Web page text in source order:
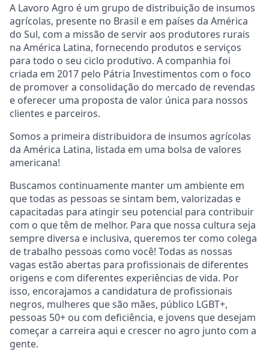
A Lavoro Agro é um grupo de distribuição de insumos
agrícolas, presente no Brasil e em países da América
do Sul, com a missão de servir aos produtores rurais
na América Latina, fornecendo produtos e serviços
para todo o seu ciclo produtivo. A companhia foi
criada em 2017 pelo Pátria Investimentos com o foco
de promover a consolidação do mercado de revendas
e oferecer uma proposta de valor única para nossos
clientes e parceiros.
Somos a primeira distribuidora de insumos agrícolas
da América Latina, listada em uma bolsa de valores
americana!
Buscamos continuamente manter um ambiente em
que todas as pessoas se sintam bem, valorizadas e
capacitadas para atingir seu potencial para contribuir
com o que têm de melhor. Para que nossa cultura seja
sempre diversa e inclusiva, queremos ter como colega
de trabalho pessoas como você! Todas as nossas
vagas estão abertas para profissionais de diferentes
origens e com diferentes experiências de vida. Por
isso, encorajamos a candidatura de profissionais
negros, mulheres que são mães, público LGBT+,
pessoas 50+ ou com deficiência, e jovens que desejam
começar a carreira aqui e crescer no agro junto com a
gente.